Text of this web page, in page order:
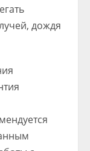
дождя